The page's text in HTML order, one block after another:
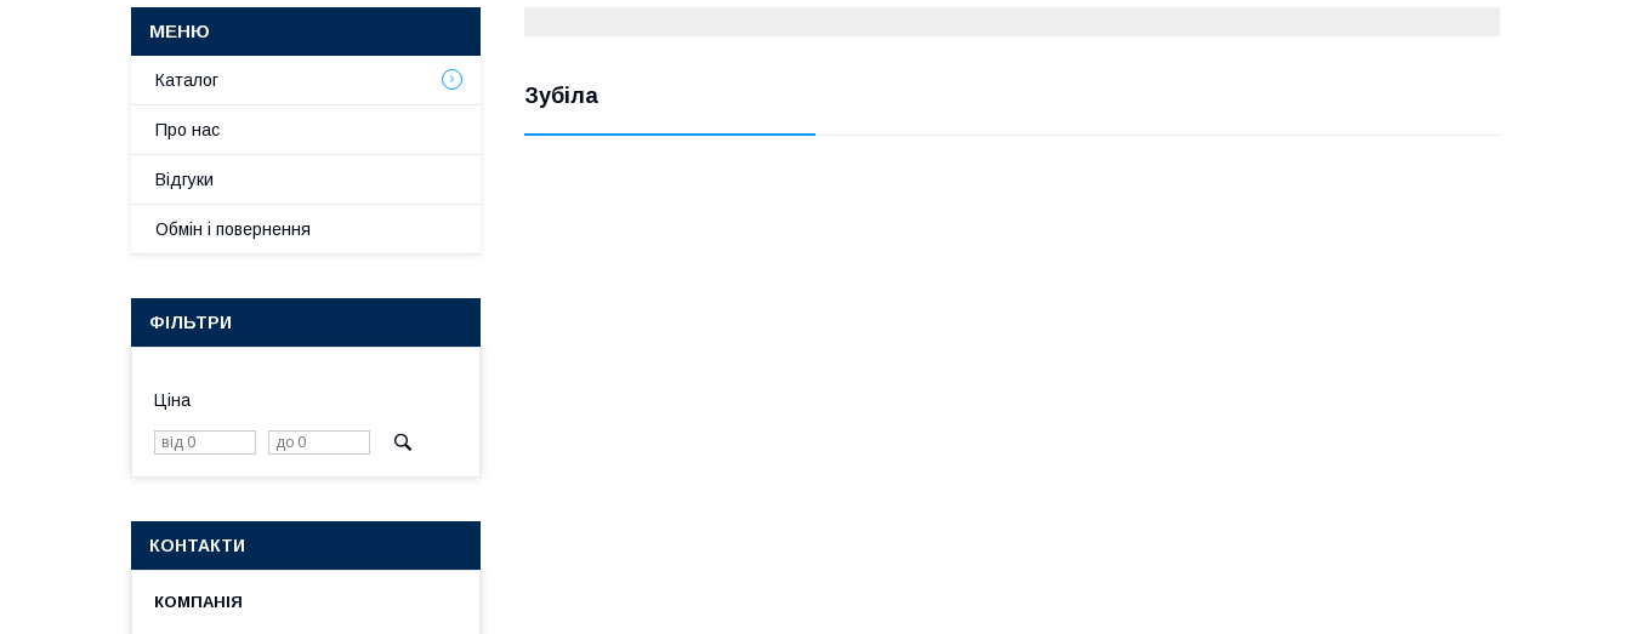
Зубіла
Каталог
Про нас
Відгуки
Обмін і повернення
ФІЛЬТРИ
Ціна
КОНТАКТИ